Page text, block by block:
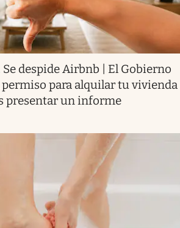
Se despide Airbnb | El Gobierno
permiso para alquilar tu vivienda
presentar un informe